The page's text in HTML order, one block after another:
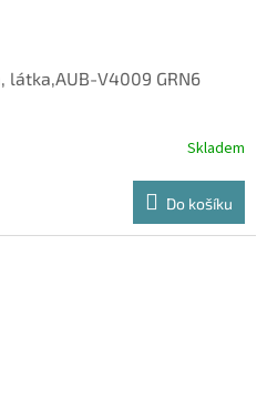
látka,AUB-V4009 GRN6
Skladem
Do košíku